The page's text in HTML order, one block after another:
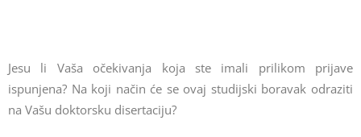
Jesu li Vaša očekivanja koja ste imali prilikom prijave
ispunjena? Na koji način će se ovaj studijski boravak odraziti
na Vašu doktorsku disertaciju?